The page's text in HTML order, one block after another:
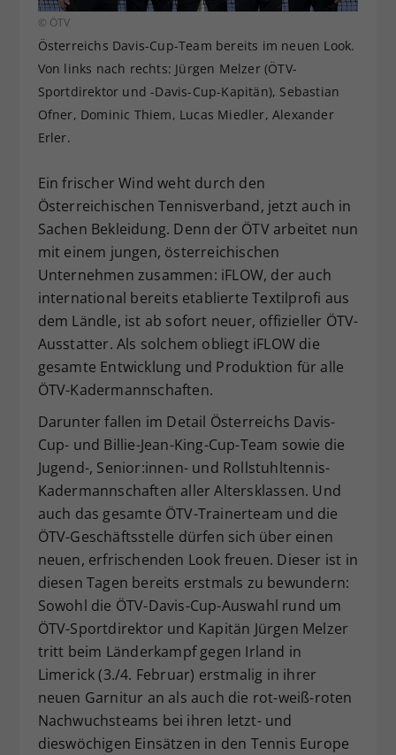
© ÖTV
Österreichs Davis-Cup-Team bereits im neuen Look.
Von links nach rechts: Jürgen Melzer (ÖTV-
Sportdirektor und -Davis-Cup-Kapitän), Sebastian
Ofner, Dominic Thiem, Lucas Miedler, Alexander
Erler.
Ein frischer Wind weht durch den
Österreichischen Tennisverband, jetzt auch in
Sachen Bekleidung. Denn der ÖTV arbeitet nun
mit einem jungen, österreichischen
Unternehmen zusammen: iFLOW, der auch
international bereits etablierte Textilprofi aus
dem Ländle, ist ab sofort neuer, offizieller ÖTV-
Ausstatter. Als solchem obliegt iFLOW die
gesamte Entwicklung und Produktion für alle
ÖTV-Kadermannschaften.
Darunter fallen im Detail Österreichs Davis-
Cup- und Billie-Jean-King-Cup-Team sowie die
Jugend-, Senior:innen- und Rollstuhltennis-
Kadermannschaften aller Altersklassen. Und
auch das gesamte ÖTV-Trainerteam und die
ÖTV-Geschäftsstelle dürfen sich über einen
neuen, erfrischenden Look freuen. Dieser ist in
diesen Tagen bereits erstmals zu bewundern:
Sowohl die ÖTV-Davis-Cup-Auswahl rund um
ÖTV-Sportdirektor und Kapitän Jürgen Melzer
tritt beim Länderkampf gegen Irland in
Limerick (3./4. Februar) erstmalig in ihrer
neuen Garnitur an als auch die rot-weiß-roten
Nachwuchsteams bei ihren letzt- und
dieswöchigen Einsätzen in den Tennis Europe
Einstellungen. Unter anderem eine
zufällig generierte ID, für die
historische Speicherung Ihrer
vorgenommen Einstellungen, falls der
Webseiten-Betreiber dies eingestellt